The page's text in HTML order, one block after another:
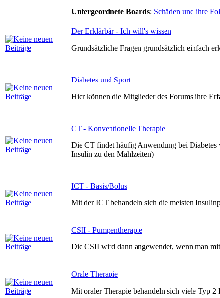
Untergeordnete Boards: Schäden und ihre
Der Erklärbär - Ich will's wissen
Grundsätzliche Fragen grundsätzlich einfach
Diabetes und Sport
Hier können die Mitglieder des Forums ihre
CT - Konventionelle Therapie
Die CT findet häufig Anwendung bei Diabetes
Insulin zu den Mahlzeiten)
ICT - Basis/Bolus
Mit der ICT behandeln sich die meisten
CSII - Pumpentherapie
Die CSII wird dann angewendet, wenn man
Orale Therapie
Mit oraler Therapie behandeln sich viele Typ